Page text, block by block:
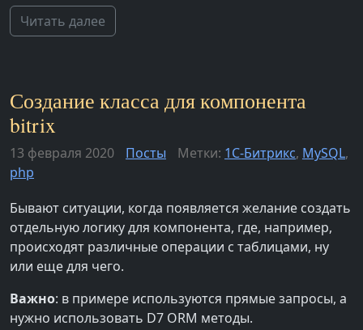
Читать далее
Создание класса для компонента
bitrix
13 февраля 2020 Посты Метки: 1С-Битрикс, MySQL,
php
Бывают ситуации, когда появляется желание создать
отдельную логику для компонента, где, например,
происходят различные операции с таблицами, ну
или еще для чего.
Важно: в примере используются прямые запросы, а
нужно использовать D7 ORM методы.